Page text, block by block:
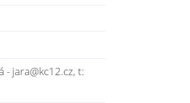
- jara@kc12.cz, t: